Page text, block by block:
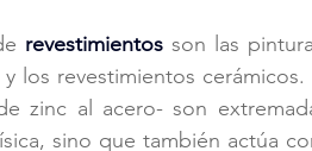
revestimientos son las
los revestimientos
zinc al acero- son
sino que también actúa